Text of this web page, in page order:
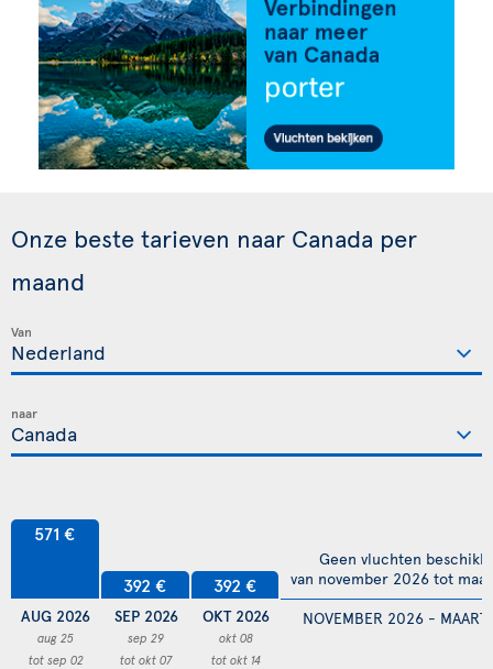
Onze beste tarieven naar Canada per
maand
Van
naar
571 €
AUG 2026
aug 25
tot sep 02
392 €
SEP 2026
sep 29
tot okt 07
392 €
OKT 2026
okt 08
tot okt 14
NOVEMBER 2026 -
Geen vluchten
van november 2026 tot